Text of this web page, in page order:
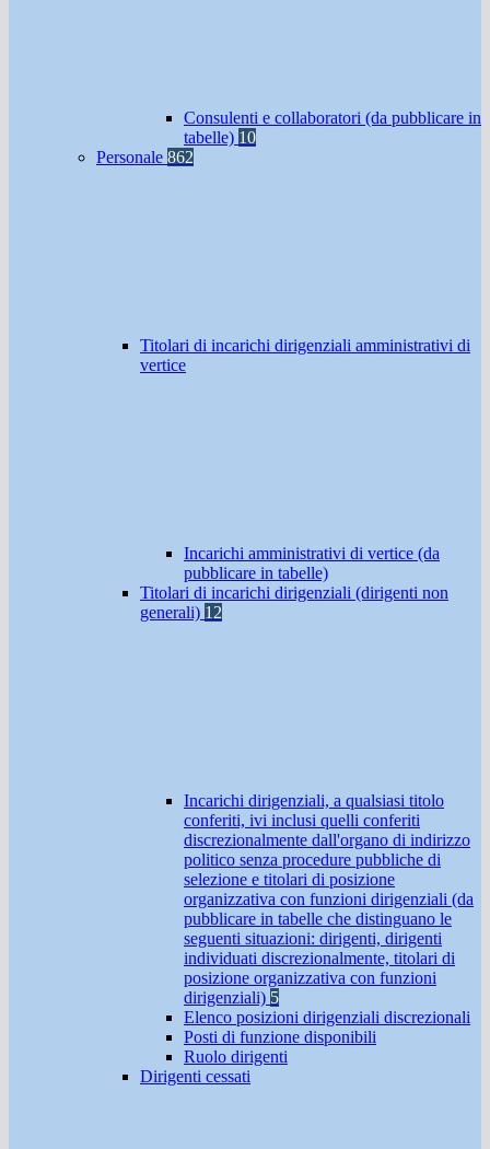
Consulenti e collaboratori (da pubblicare in
tabelle) 10
Personale 862
Titolari di incarichi dirigenziali amministrativi di
vertice
Incarichi amministrativi di vertice (da
pubblicare in tabelle)
Titolari di incarichi dirigenziali (dirigenti non
generali) 12
Incarichi dirigenziali, a qualsiasi titolo
conferiti, ivi inclusi quelli conferiti
discrezionalmente dall'organo di indirizzo
politico senza procedure pubbliche di
selezione e titolari di posizione
organizzativa con funzioni dirigenziali (da
pubblicare in tabelle che distinguano le
seguenti situazioni: dirigenti, dirigenti
individuati discrezionalmente, titolari di
posizione organizzativa con funzioni
dirigenziali) 5
Elenco posizioni dirigenziali discrezionali
Posti di funzione disponibili
Ruolo dirigenti
Dirigenti cessati